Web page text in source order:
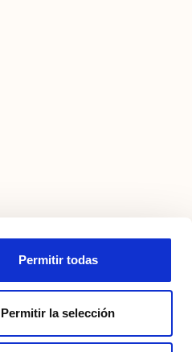
Permitir todas
Permitir la selección